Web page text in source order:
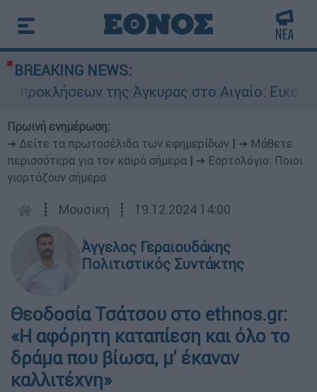
BREAKING NEWS:
της Άγκυρας στο Αιγαίο: Εικονική
Πρωινή ενημέρωση:
➔ Δείτε τα πρωτοσέλιδα των εφημερίδων
➔ Μάθετε
περισσότερα για τον καιρό σήμερα
➔ Εορτολόγιο: Ποιοι
γιορτάζουν σήμερα
┋ Μουσική ┋ 19.12.2024 14:00
Άγγελος Γεραιουδάκης
Πολιτιστικός Συντάκτης
Θεοδοσία Τσάτσου στο ethnos.gr:
«Η αφόρητη καταπίεση και όλο το
δράμα που βίωσα, μ' έκαναν
καλλιτέχνη»